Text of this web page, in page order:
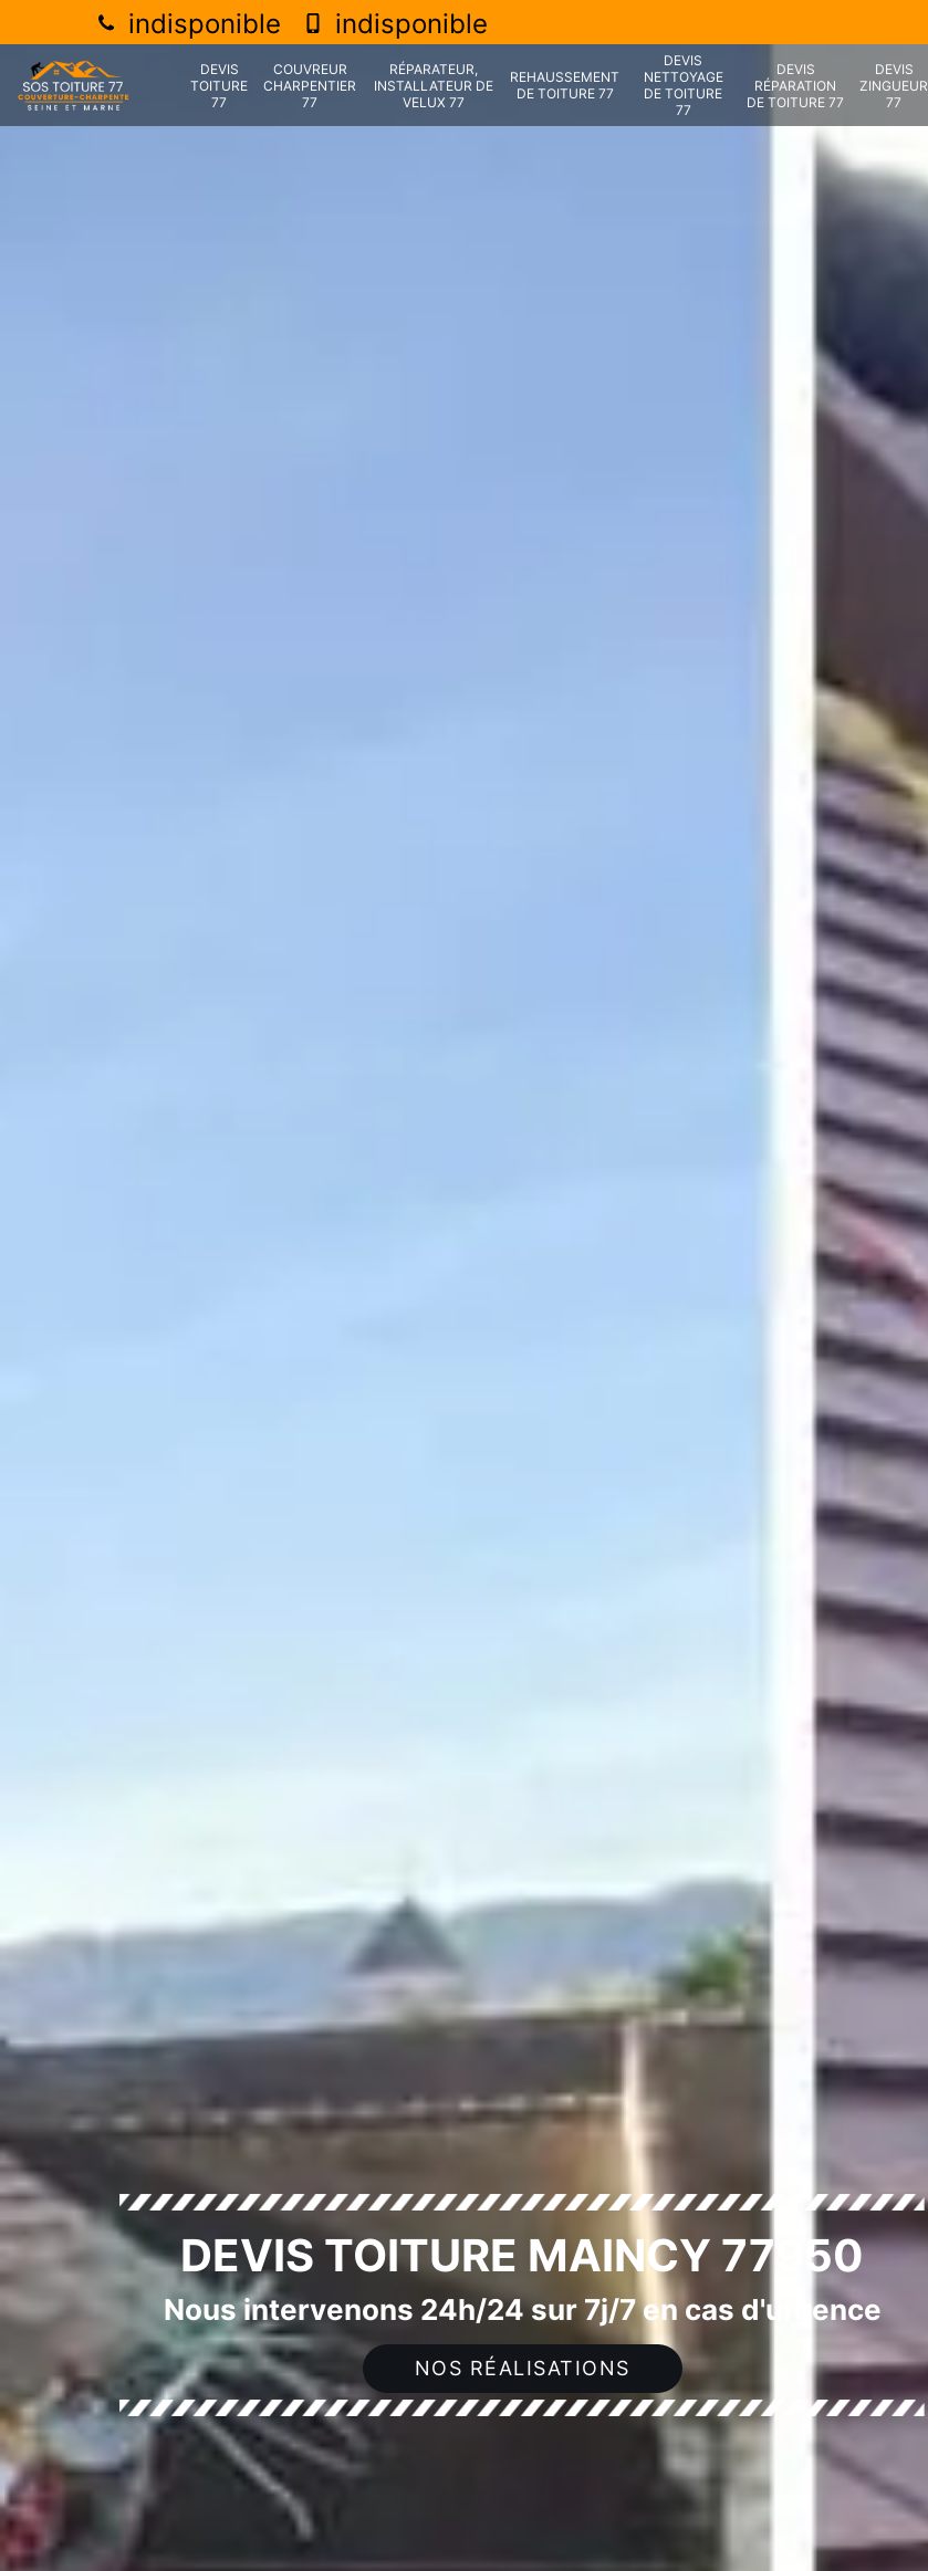
indisponible indisponible
DEVIS
TOITURE
77
COUVREUR
CHARPENTIER
77
RÉPARATEUR,
INSTALLATEUR DE
VELUX 77
REHAUSSEMENT
DE TOITURE 77
DEVIS
NETTOYAGE
DE TOITURE
77
DEVIS
RÉPARATION
DE TOITURE 77
DEVIS
ZINGUEUR
77
DEVIS TOITURE MAINCY 77950
Nous intervenons 24h/24 sur 7j/7 en cas d'urgence
NOS RÉALISATIONS